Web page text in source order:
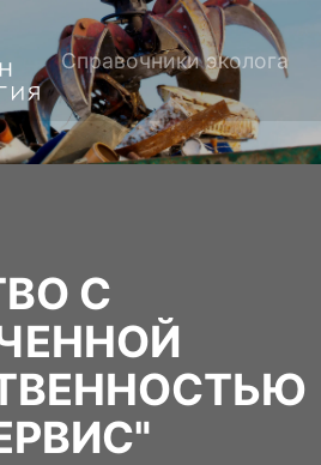
Справочники эколога
С